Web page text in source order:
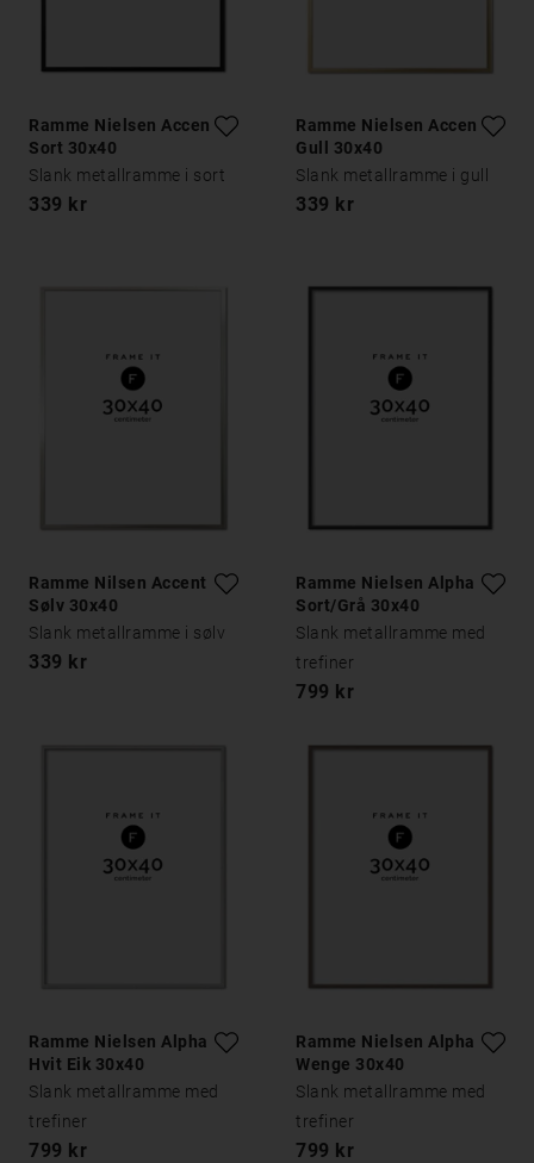
Ramme Nielsen Accent
Sort 30x40
Slank metallramme i sort
339 kr
Ramme Nielsen Accent
Gull 30x40
Slank metallramme i gull
339 kr
Ramme Nilsen Accent
Sølv 30x40
Slank metallramme i sølv
339 kr
Ramme Nielsen Alpha
Sort/Grå 30x40
Slank metallramme med
trefiner
799 kr
Ramme Nielsen Alpha
Hvit Eik 30x40
Slank metallramme med
trefiner
799 kr
Ramme Nielsen Alpha
Wenge 30x40
Slank metallramme med
trefiner
799 kr